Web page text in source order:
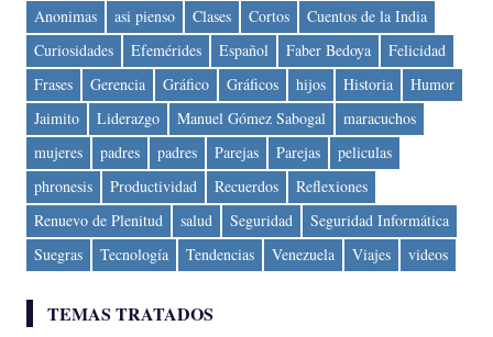
Anonimas
asi pienso Clases Cortos
Cuentos de la India
Curiosidades
Efemérides Español Faber Bedoya
Felicidad
Frases
Gerencia Gráfico Gráficos hijos Historia
Humor
Jaimito
Liderazgo Manuel Gómez Sabogal
maracuchos
mujeres
padres padres Parejas Parejas
peliculas
phronesis
Productividad Recuerdos
Reflexiones
Renuevo de Plenitud
salud Seguridad
Seguridad Informática
Suegras
Tecnología Tendencias Venezuela Viajes videos
TEMAS TRATADOS